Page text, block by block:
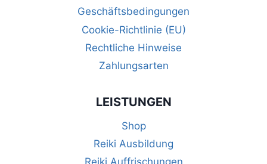
Geschäftsbedingungen
Cookie-Richtlinie (EU)
Rechtliche Hinweise
Zahlungsarten
LEISTUNGEN
Shop
Reiki Ausbildung